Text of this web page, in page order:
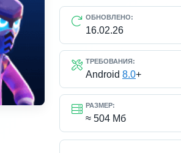
ОБНОВЛЕНО:
16.02.26
ТРЕБОВАНИЯ:
Android 8.0+
РАЗМЕР:
≈ 504 Мб